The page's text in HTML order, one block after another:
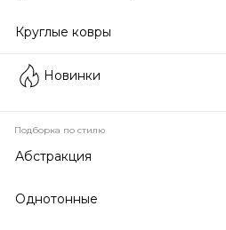
Круглые ковры
Новинки
Подборка по стилю
Абстракция
Однотонные